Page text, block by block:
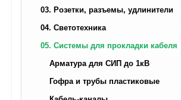
03. Розетки, разъемы, удлинители
04. Светотехника
05. Системы для прокладки кабеля
Арматура для СИП до 1кВ
Гофра и трубы пластиковые